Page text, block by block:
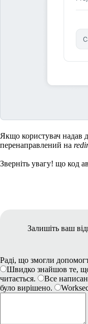
Якщо користувач надав
перенаправлений на
Зверніть увагу! що код
Залишіть ваш
Раді, що змогли
Швидко знайшов те,
читається.
Все
було вирішено.